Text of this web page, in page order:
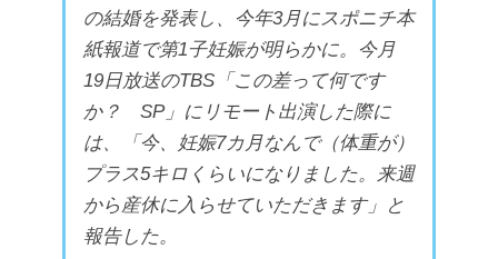
の結婚を発表し、今年3月にスポニチ本
紙報道で第1子妊娠が明らかに。今月
19日放送のTBS「この差って何です
か？ SP」にリモート出演した際に
は、「今、妊娠7カ月なんで（体重が）
プラス5キロくらいになりました。来週
から産休に入らせていただきます」と
報告した。